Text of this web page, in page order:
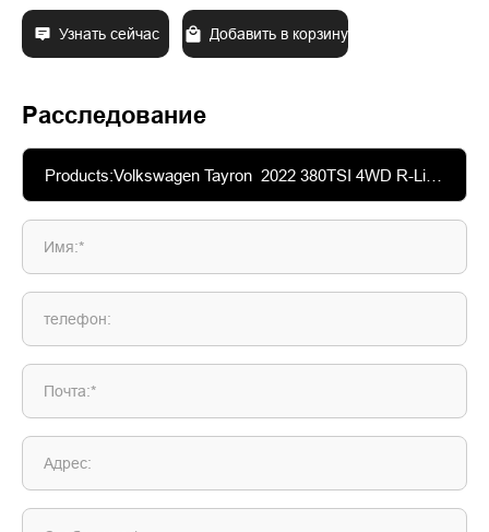
Узнать сейчас Добавить в корзину
Расследование
Имя:*
телефон:
Почта:*
Адрес: